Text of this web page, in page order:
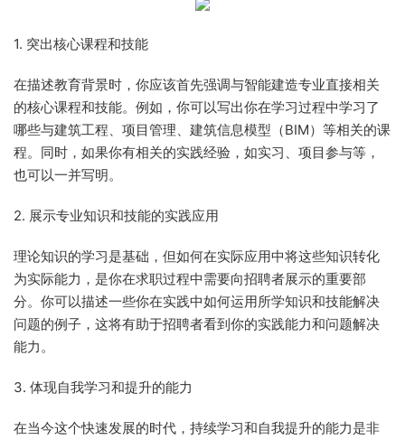
1. 突出核心课程和技能
在描述教育背景时，你应该首先强调与智能建造专业直接相关
的核心课程和技能。例如，你可以写出你在学习过程中学习了
哪些与建筑工程、项目管理、建筑信息模型（BIM）等相关的课
程。同时，如果你有相关的实践经验，如实习、项目参与等，
也可以一并写明。
2. 展示专业知识和技能的实践应用
理论知识的学习是基础，但如何在实际应用中将这些知识转化
为实际能力，是你在求职过程中需要向招聘者展示的重要部
分。你可以描述一些你在实践中如何运用所学知识和技能解决
问题的例子，这将有助于招聘者看到你的实践能力和问题解决
能力。
3. 体现自我学习和提升的能力
在当今这个快速发展的时代，持续学习和自我提升的能力是非